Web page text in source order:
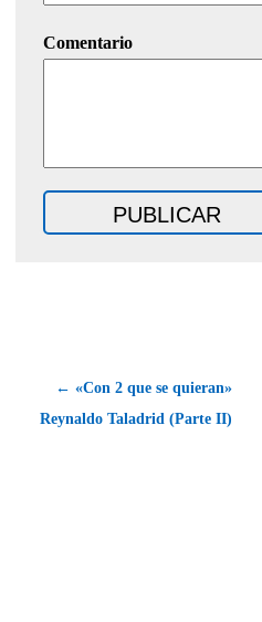
Comentario
← «Con 2 que se quieran»
Reynaldo Taladrid (Parte II)